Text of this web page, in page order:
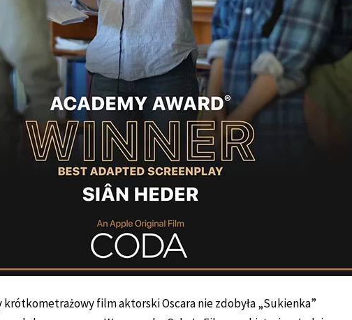
film aktorski Oscara nie zdobyła „Sukienka”